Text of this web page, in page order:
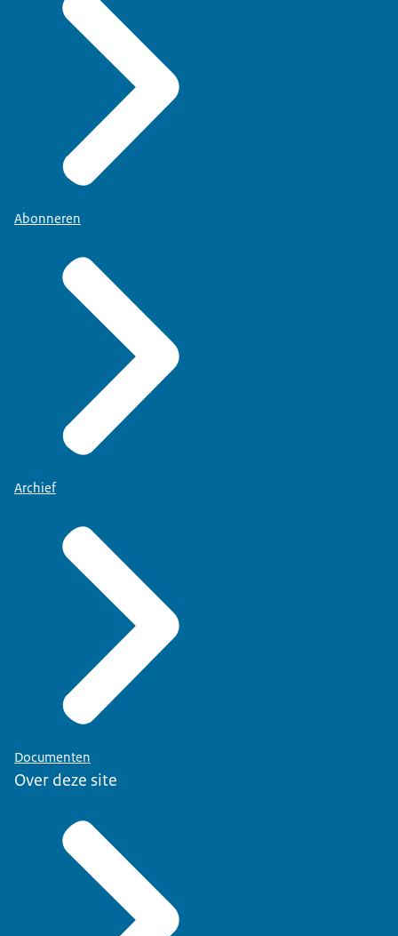
Abonneren
Archief
Documenten
Over deze site